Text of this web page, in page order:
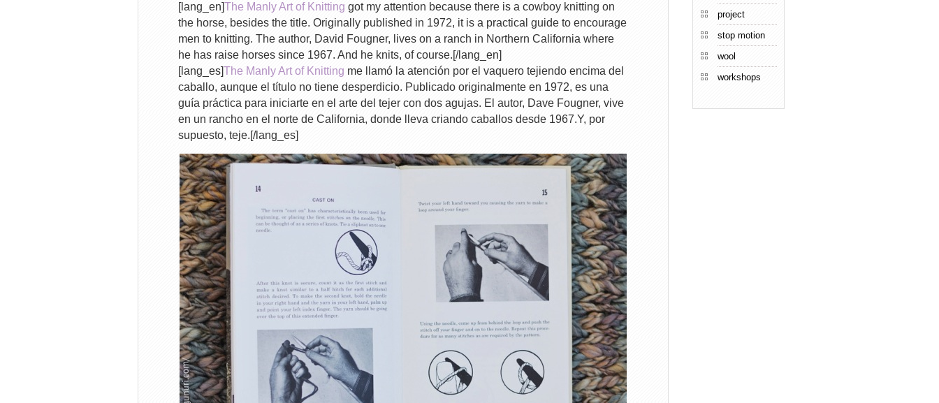
[lang_en]The Manly Art of Knitting got my attention because there is a cowboy knitting on
the horse, besides the title. Originally published in 1972, it is a practical guide to encourage
men to knitting. The author, David Fougner, lives on a ranch in Northern California where
he has raise horses since 1967. And he knits, of course.[/lang_en]
[lang_es]The Manly Art of Knitting me llamó la atención por el vaquero tejiendo encima del
caballo, aunque el título no tiene desperdicio. Publicado originalmente en 1972, es una
guía práctica para iniciarte en el arte del tejer con dos agujas. El autor, Dave Fougner, vive
en un rancho en el norte de California, donde lleva criando caballos desde 1967.Y, por
supuesto, teje.[/lang_es]
project
stop motion
wool
workshops